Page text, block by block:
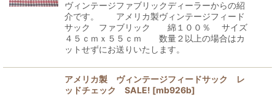
ヴィンテージファブリックディーラーからの紹
介です。 アメリカ製ヴィンテージフィード
サック ファブリック 綿１００％ サイズ
４５ｃｍｘ５５ｃｍ 数量２以上の場合はカ
ットせずにお送りいたします。
アメリカ製 ヴィンテージフィードサック レ
ッドチェック SALE! [mb926b]